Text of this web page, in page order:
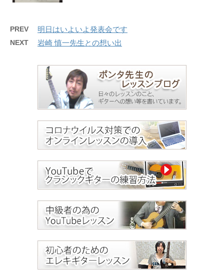
PREV 明日はいよいよ発表会です
NEXT 岩崎 慎一先生との想い出